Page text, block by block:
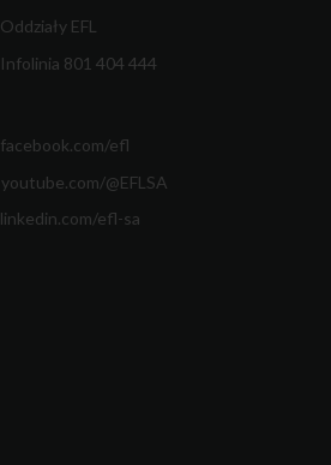
Oddziały EFL
Infolinia 801 404 444
facebook.com/efl
youtube.com/@EFLSA
linkedin.com/efl-sa